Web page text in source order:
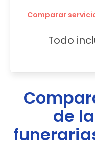
Comparar
Todo
de